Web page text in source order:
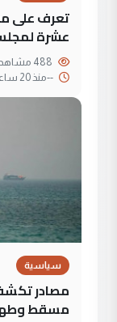
تعرف على
عشرة
--منذ 20 ساعة
سياسية
مصادر
مسقط